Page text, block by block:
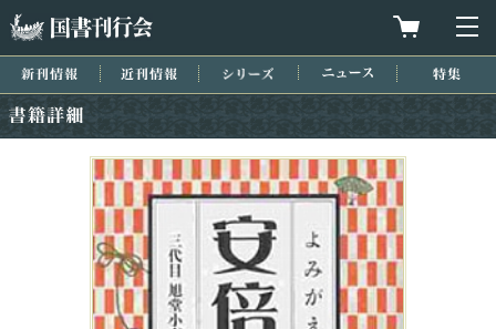
買物カゴを
新刊情報 近刊情報 シリーズ ニュース